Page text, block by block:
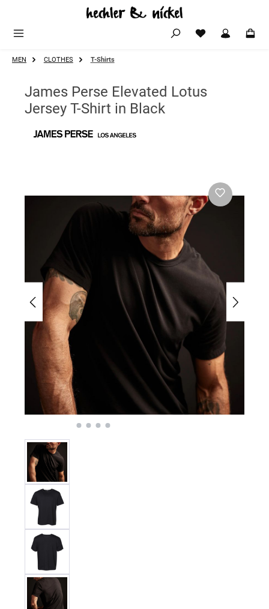
Zum Hauptinhalt springen
MEN CLOTHES T-Shirts
James Perse Elevated Lotus
Jersey T-Shirt in Black